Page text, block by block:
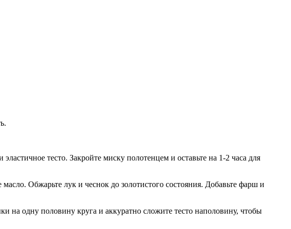
тесто. Закройте миску полотенцем и оставьте на 1-2 часа для
Обжарьте лук и чеснок до золотистого состояния. Добавьте фарш и
на одну половину круга и аккуратно сложите тесто наполовину, чтобы